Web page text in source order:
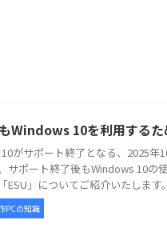
Windows 10を利用するた
がサポート終了となる、2025年
サポート終了後もWindows 10の
ESU」についてご紹介いたします
PCの知識